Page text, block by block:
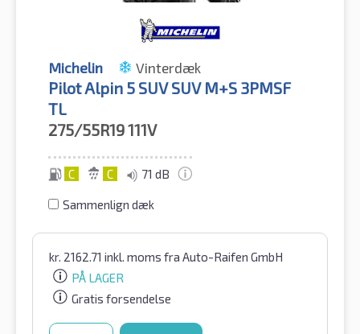
Michelin Vinterdæk
Pilot Alpin 5 SUV SUV M+S 3PMSF
TL
275/55R19111V
C C 71 dB
Sammenlign dæk
kr. 2162.71 inkl. moms fra Auto-Raifen GmbH
PÅ LAGER
Gratis forsendelse